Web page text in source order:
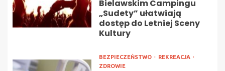
Bielawskim Campingu
„Sudety” ułatwiają
dostęp do Letniej Sceny
Kultury
BEZPIECZEŃSTWO
REKREACJA
ZDROWIE